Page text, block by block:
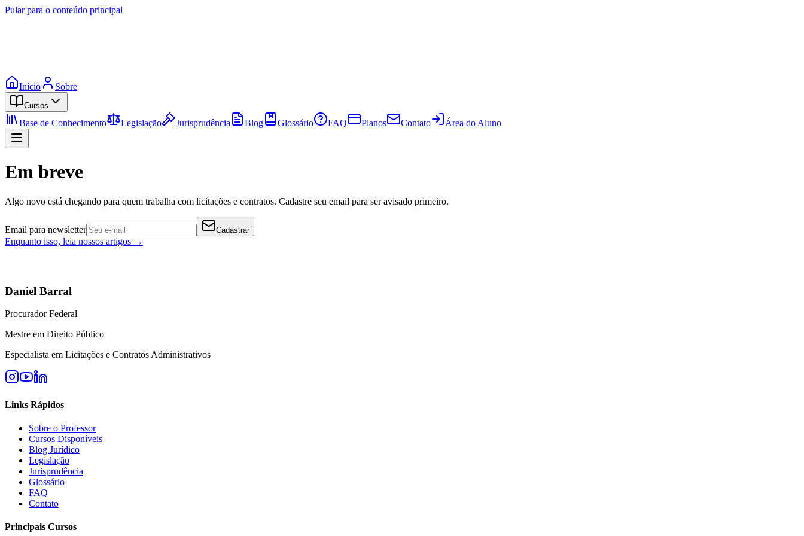
Pular para o conteúdo principal
Início Sobre
Cursos
Base de Conhecimento Legislação Jurisprudência Blog Glossário FAQ Planos Contato Área do Aluno
Em breve
Algo novo está chegando para quem trabalha com licitações e contratos. Cadastre seu email para ser avisado primeiro.
Email para newsletter Cadastrar
Enquanto isso, leia nossos artigos →
Daniel Barral
Procurador Federal
Mestre em Direito Público
Especialista em Licitações e Contratos Administrativos
Links Rápidos
Sobre o Professor
Cursos Disponíveis
Blog Jurídico
Legislação
Jurisprudência
Glossário
FAQ
Contato
Principais Cursos